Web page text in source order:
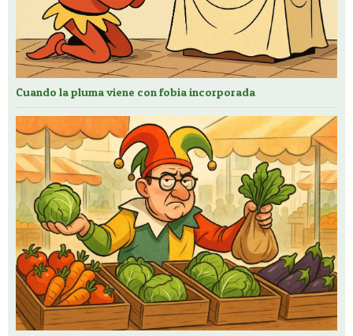
Cuando la pluma viene con fobia incorporada